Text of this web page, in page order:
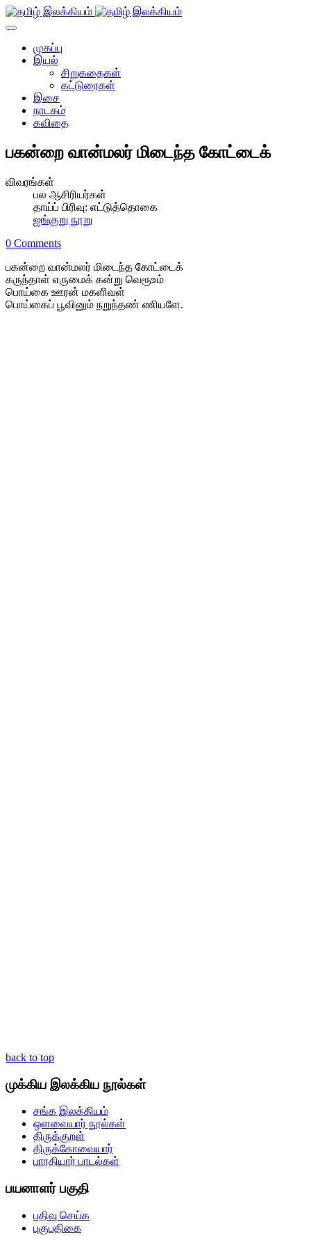
முகப்பு
இயல்
சிறுகதைகள்
கட்டுரைகள்
இசை
நாடகம்
கவிதை
பகன்றை வான்மலர் மிடைந்த கோட்டைக்
விவரங்கள்
பல ஆசிரியர்கள்
தாய்ப் பிரிவு: எட்டுத்தொகை
ஐங்குறு நூறு
0 Comments
பகன்றை வான்மலர் மிடைந்த கோட்டைக்
கருந்தாள் எருமைக் கன்று வெரூஉம்
பொய்கை ஊரன் மகளிவள்
பொய்கைப் பூவினும் நறுந்தண் ணியளே.
back to top
முக்கிய இலக்கிய நூல்கள்
சங்க இலக்கியம்
ஒளவையார் நூல்கள்
திருக்குறள்
திருக்கோவையார்
பாரதியார் பாடல்கள்
பயனாளர் பகுதி
பதிவு செய்க
புகுபதிகை